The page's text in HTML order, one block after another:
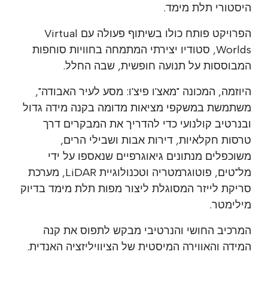
היסטורי תלת מימד.
הפרויקט פותח כולו בשיתוף פעולה עם Virtual
Worlds, סטודיו יצירתי המתמחה בחוויות סוחפות
המבוססות על תנועה חופשית, שבה החלל.
היוזמה, המכונה "מאצ'ו פיצ'ו: מסע לעיר האבודה",
משתמשת במשקפי מציאות מדומה בקנה מידה גדול
ובנרטיב קולנועי כדי להדריך את המבקרים דרך
טרסות חקלאיות, דירות אבות ושבילי הרים,
משוכפלים מנתונים גיאוגרפיים שנאספו על ידי
מל"טים, פוטוגרמטריה וטכנולוגיית LiDAR, מערכת
סריקת לייזר המסוגלת ליצור מפות תלת מימד בדיוק
מילימטר.
המרכיב החושי והנרטיבי מבקש לתפוס את קנה
המידה והאווירה המיסטית של הציוויליזציה האנדית.